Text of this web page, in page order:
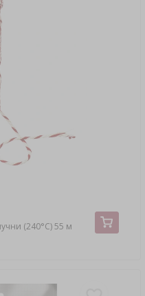
(240°C) 55 м